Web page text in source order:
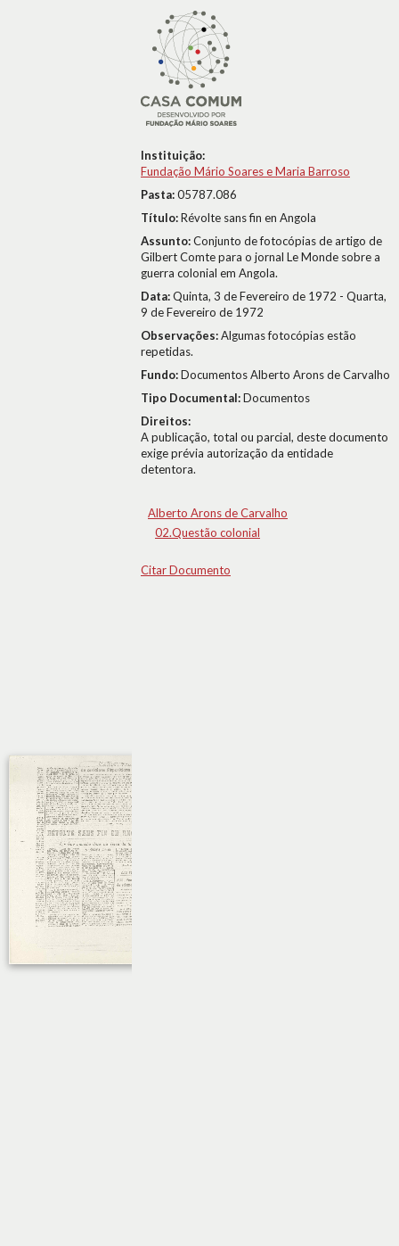
Instituição:
Fundação Mário Soares e Maria Barroso
Pasta:05787.086
Título:Révolte sans fin en Angola
Assunto:Conjunto de fotocópias de artigo de
Gilbert Comte para o jornal Le Monde sobre a
guerra colonial em Angola.
Data:Quinta, 3 de Fevereiro de 1972 - Quarta,
9 de Fevereiro de 1972
Observações:Algumas fotocópias estão
repetidas.
Fundo:Documentos Alberto Arons de Carvalho
Tipo Documental:Documentos
Direitos:
A publicação, total ou parcial, deste documento
exige prévia autorização da entidade
detentora.
Alberto Arons de Carvalho
02.Questão colonial
Citar Documento